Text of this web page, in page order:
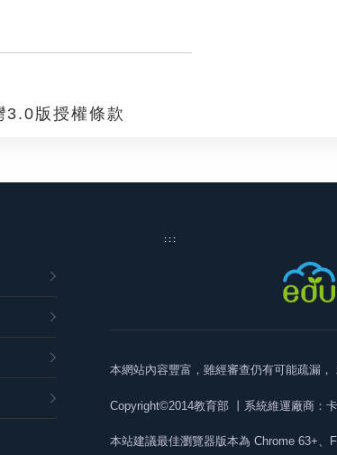
3.0版授權條款
:::
本網站內容豐富，雖經審查仍有可能疏漏，
Copyright©2014教育部 丨系統維運廠商：
本站建議最佳瀏覽器版本為 Chrome 63+、